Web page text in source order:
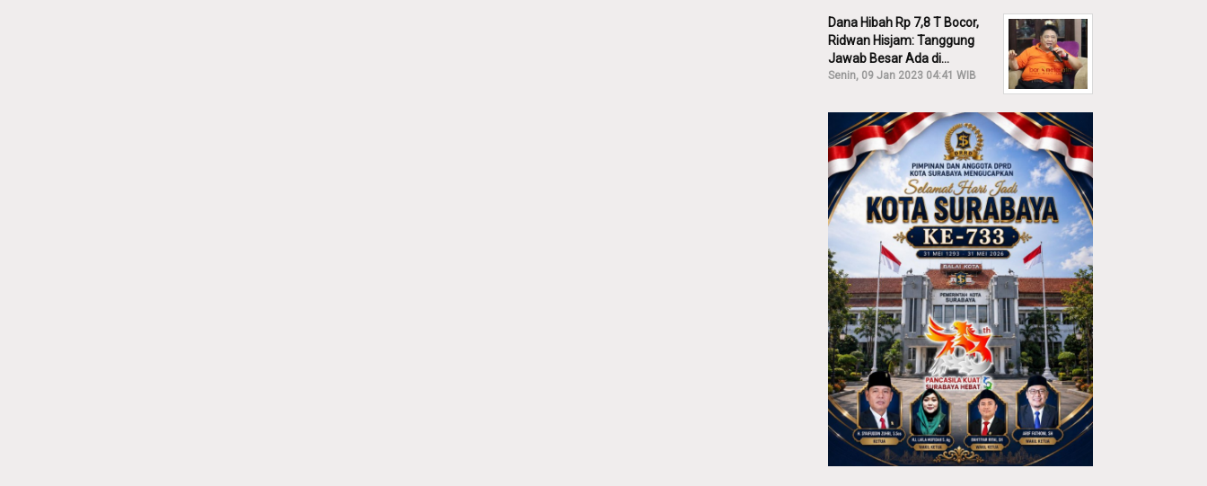
Dana Hibah Rp 7,8 T Bocor,
Ridwan Hisjam: Tanggung
Jawab Besar Ada di
Pemprov, Bukan DPRD Jatim!
Senin, 09 Jan 2023 04:41 WIB